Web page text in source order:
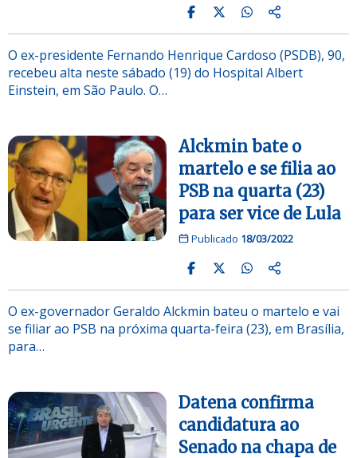
O ex-presidente Fernando Henrique Cardoso (PSDB), 90,
recebeu alta neste sábado (19) do Hospital Albert
Einstein, em São Paulo. O…
Alckmin bate o
martelo e se filia ao
PSB na quarta (23)
para ser vice de Lula
Publicado 18/03/2022
O ex-governador Geraldo Alckmin bateu o martelo e vai
se filiar ao PSB na próxima quarta-feira (23), em Brasília,
para…
Datena confirma
candidatura ao
Senado na chapa de